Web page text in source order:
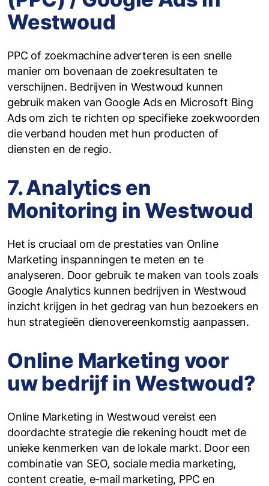
Westwoud
PPC of zoekmachine adverteren is een snelle
manier om bovenaan de zoekresultaten te
verschijnen. Bedrijven in Westwoud kunnen
gebruik maken van Google Ads en Microsoft Bing
Ads om zich te richten op specifieke zoekwoorden
die verband houden met hun producten of
diensten en de regio.
7. Analytics en
Monitoring in Westwoud
Het is cruciaal om de prestaties van Online
Marketing inspanningen te meten en te
analyseren. Door gebruik te maken van tools zoals
Google Analytics kunnen bedrijven in Westwoud
inzicht krijgen in het gedrag van hun bezoekers en
hun strategieën dienovereenkomstig aanpassen.
Online Marketing voor
uw bedrijf in Westwoud?
Online Marketing in Westwoud vereist een
doordachte strategie die rekening houdt met de
unieke kenmerken van de lokale markt. Door een
combinatie van SEO, sociale media marketing,
content creatie, e-mail marketing, PPC en